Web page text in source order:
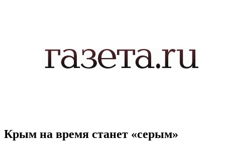
Крым на время станет «серым»